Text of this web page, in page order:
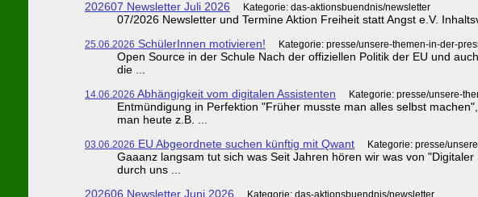
202607 Newsletter Juli 2026
Kategorie: das-aktionsbuendnis/newsletter
07/2026 Newsletter und Termine Aktion Freiheit statt Angst e.V.
25.06.2026 SchülerInnen motivieren! Kategorie: presse/unsere-themen-in-der-
Open Source in der Schule Nach der offiziellen Politik der EU und
die ...
14.06.2026 Abhängigkeit vom digitalen Assistenten Kategorie: presse/unsere-
Entmündigung in Perfektion "Früher musste man alles selbst
man heute z.B. ...
03.06.2026 EU Abgeordnete suchen künftig mit Qwant Kategorie: presse/
Gaaanz langsam tut sich was Seit Jahren hören wir was von
durch uns ...
202606 Newsletter Juni 2026
Kategorie: das-aktionsbuendnis/newsletter